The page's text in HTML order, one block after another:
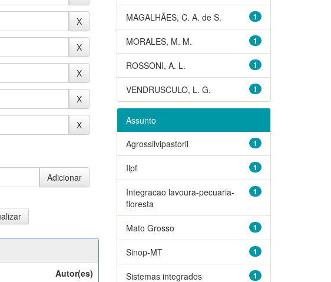
Autor(es)
1
MAGALHÃES, C. A. de S.
1
MORALES, M. M.
1
ROSSONI, A. L.
1
VENDRUSCULO, L. G.
Assunto
1
Agrossilvipastoril
1
Ilpf
1
Integracao lavoura-pecuaria-
floresta
1
Mato Grosso
1
Sinop-MT
1
Sistemas integrados